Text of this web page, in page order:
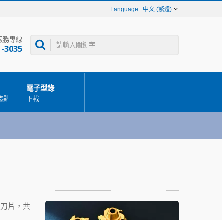
中文 (繁體)
務專線
3035
點
電子型錄
下載
片，共